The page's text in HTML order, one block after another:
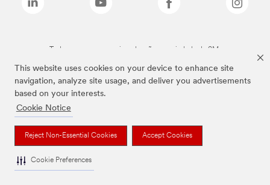
This website uses cookies on your device to enhance site
navigation, analyze site usage, and deliver you advertisements
based on your interests.
Cookie Notice
Reject Non-Essential Cookies Accept Cookies
Cookie Preferences
Todas as marcas mencionadas são propriedade da 3M.